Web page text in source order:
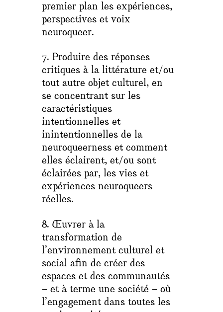
premier plan les expériences,
perspectives et voix
neuroqueer.
7. Produire des réponses
critiques à la littérature et/ou
tout autre objet culturel, en
se concentrant sur les
caractéristiques
intentionnelles et
inintentionnelles de la
neuroqueerness et comment
elles éclairent, et/ou sont
éclairées par, les vies et
expériences neuroqueers
réelles.
8. Œuvrer à la
transformation de
l’environnement culturel et
social afin de créer des
espaces et des communautés
– et à terme une société – où
l’engagement dans toutes les